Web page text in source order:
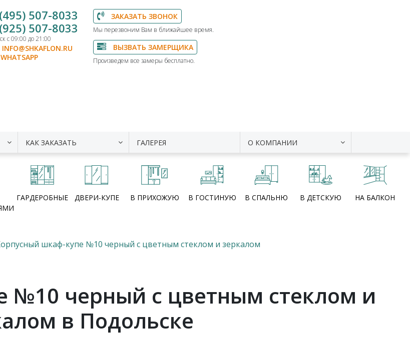
507-8033
507-8033
с 09:00 до 21:00
INFO@SHKAFLON.RU
WHATSAPP
ЗАКАЗАТЬ ЗВОНОК
Мы перезвоним Вам в ближайшее время.
ВЫЗВАТЬ ЗАМЕРЩИКА
Произведем все замеры бесплатно.
КАК ЗАКАЗАТЬ ГАЛЕРЕЯ О КОМПАНИИ
ГАРДЕРОБНЫЕ ДВЕРИ-КУПЕ В ПРИХОЖУЮ В ГОСТИНУЮ В СПАЛЬНЮ В ДЕТСКУЮ НА БАЛКОН
шкаф-купе №10 черный с цветным стеклом и зеркалом
№10 черный с цветным стеклом и
в Подольске